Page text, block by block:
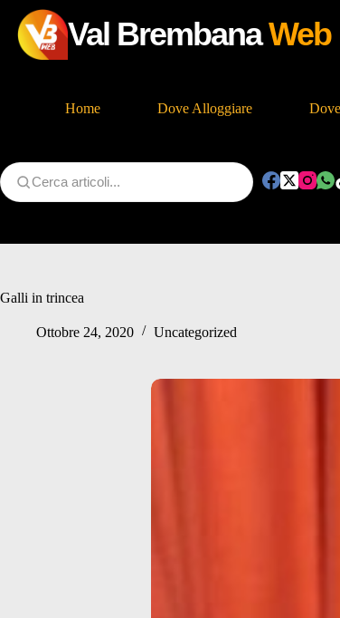
Val BrembanaWeb
Home Dove Alloggiare
Galli in trincea
Ottobre 24, 2020 Uncategorized